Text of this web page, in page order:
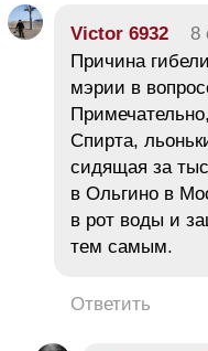
Victor 6932 8
Причина
мэрии в
Спирта,
сидящая за
в Ольгино в
в рот воды и
тем самым.
Ответить